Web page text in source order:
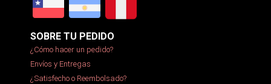
SOBRE TU PEDIDO
¿Cómo hacer un pedido?
Envíos y Entregas
¿Satisfecho o Reembolsado?